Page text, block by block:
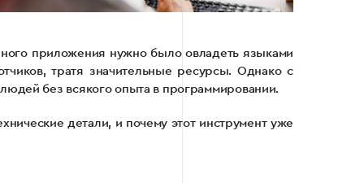
приложения нужно было овладеть языками
тратя значительные ресурсы. Однако с
без всякого опыта в программировании.
детали, и почему этот инструмент уже